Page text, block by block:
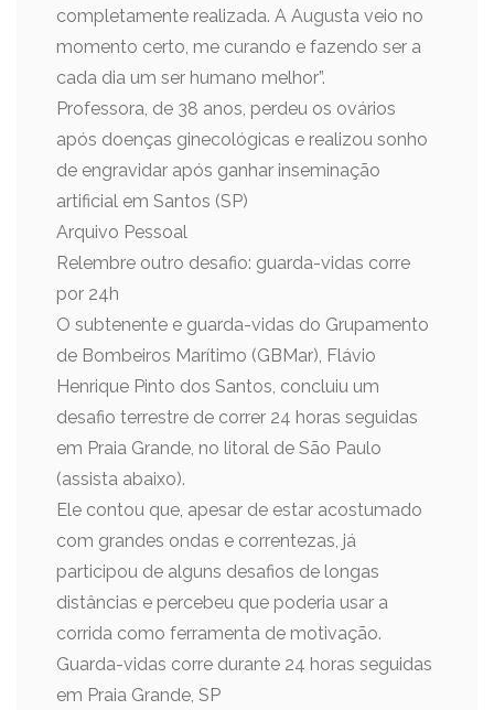
completamente realizada. A Augusta veio no
momento certo, me curando e fazendo ser a
cada dia um ser humano melhor”.
Professora, de 38 anos, perdeu os ovários
após doenças ginecológicas e realizou sonho
de engravidar após ganhar inseminação
artificial em Santos (SP)
Arquivo Pessoal
Relembre outro desafio: guarda-vidas corre
por 24h
O subtenente e guarda-vidas do Grupamento
de Bombeiros Marítimo (GBMar), Flávio
Henrique Pinto dos Santos, concluiu um
desafio terrestre de correr 24 horas seguidas
em Praia Grande, no litoral de São Paulo
(assista abaixo).
Ele contou que, apesar de estar acostumado
com grandes ondas e correntezas, já
participou de alguns desafios de longas
distâncias e percebeu que poderia usar a
corrida como ferramenta de motivação.
Guarda-vidas corre durante 24 horas seguidas
em Praia Grande, SP